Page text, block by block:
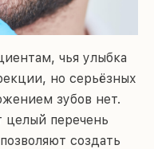
чья улыбка
но серьёзных
зубов нет.
перечень
создать